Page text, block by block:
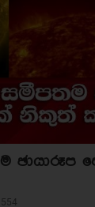
ඡායාරූප
554